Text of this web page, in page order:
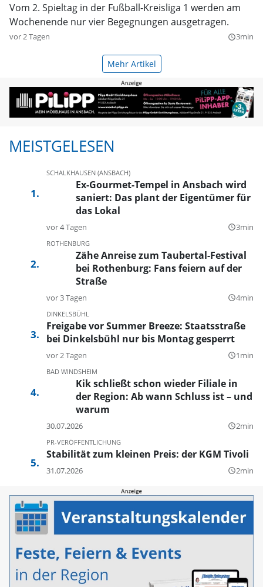
Vom 2. Spieltag in der Fußball-Kreisliga 1 werden am
Wochenende nur vier Begegnungen ausgetragen.
vor 2 Tagen query_builder3min
Mehr Artikel
MEISTGELESEN
SCHALKHAUSEN (ANSBACH)
Ex-Gourmet-Tempel in Ansbach wird
saniert: Das plant der Eigentümer für
das Lokal
vor 4 Tagen query_builder3min
ROTHENBURG
Zähe Anreise zum Taubertal-Festival
bei Rothenburg: Fans feiern auf der
Straße
vor 3 Tagen query_builder4min
DINKELSBÜHL
Freigabe vor Summer Breeze: Staatsstraße
bei Dinkelsbühl nur bis Montag gesperrt
vor 2 Tagen query_builder1min
BAD WINDSHEIM
Kik schließt schon wieder Filiale in
der Region: Ab wann Schluss ist – und
warum
30.07.2026 query_builder2min
PR-VERÖFFENTLICHUNG
Stabilität zum kleinen Preis: der KGM Tivoli
31.07.2026 query_builder2min